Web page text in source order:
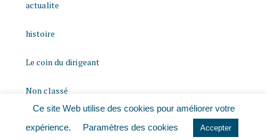
actualite
histoire
Le coin du dirigeant
Non classé
Ce site Web utilise des cookies pour améliorer votre
expérience.
Paramètres des cookies Accepter